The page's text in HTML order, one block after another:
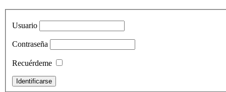
Usuario
Contraseña
Recuérdeme